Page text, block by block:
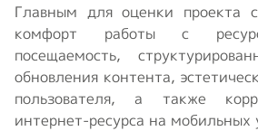
Главным для оценки проекта
комфорт работы с
посещаемость,
обновления контента,
пользователя, а также
интернет-ресурса на мобильных